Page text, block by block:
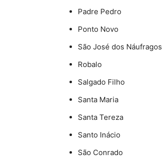
Padre Pedro
Ponto Novo
São José dos Náufragos
Robalo
Salgado Filho
Santa Maria
Santa Tereza
Santo Inácio
São Conrado